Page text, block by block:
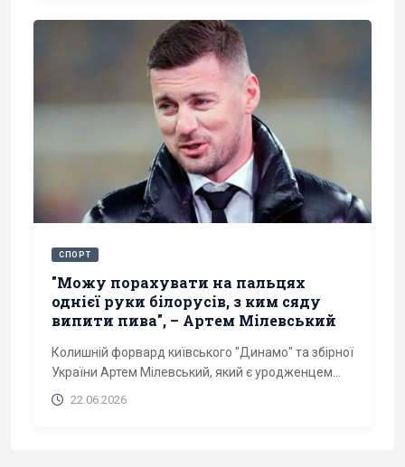
СПОРТ
"Можу порахувати на пальцях
однієї руки білорусів, з ким сяду
випити пива", – Артем Мілевський
Колишній форвард київського "Динамо" та збірної
України Артем Мілевський, який є уродженцем...
22.06.2026